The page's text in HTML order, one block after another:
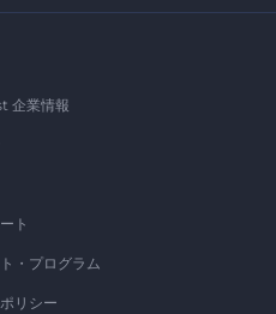
企業情報
ト
・プログラム
リシー